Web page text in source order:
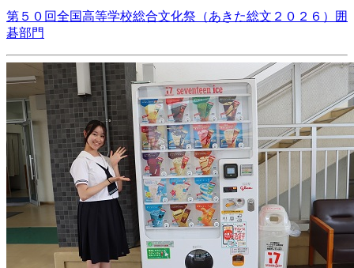
第５０回全国高等学校総合文化祭（あきた総文２０２６）囲
碁部門